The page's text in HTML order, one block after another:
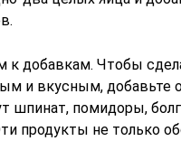
к добавкам. Чтобы
и вкусным, добавьте
шпинат, помидоры,
продукты не только